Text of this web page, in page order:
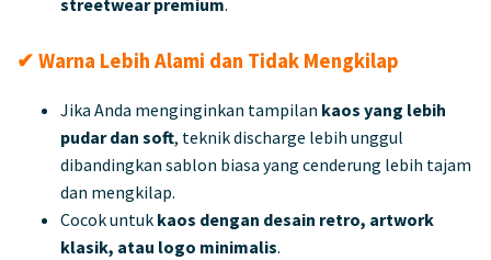
✔ Warna Lebih Alami dan Tidak Mengkilap
Jika Anda menginginkan tampilan kaos yang lebih
pudar dan soft, teknik discharge lebih unggul
dibandingkan sablon biasa yang cenderung lebih tajam
dan mengkilap.
Cocok untuk kaos dengan desain retro, artwork
klasik, atau logo minimalis.